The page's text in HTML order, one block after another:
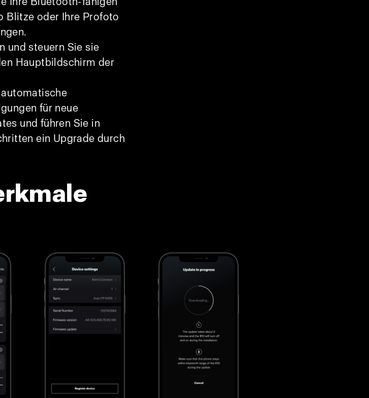
Blitze oder Ihre Profoto
und steuern Sie sie
Hauptbildschirm der
für neue
und führen Sie in
ein Upgrade durch